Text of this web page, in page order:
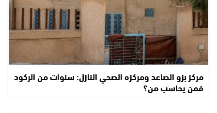
مركز بزو الصاعد ومركزه الصحي النازل: سنوات من الركود
فمن يحاسب من؟